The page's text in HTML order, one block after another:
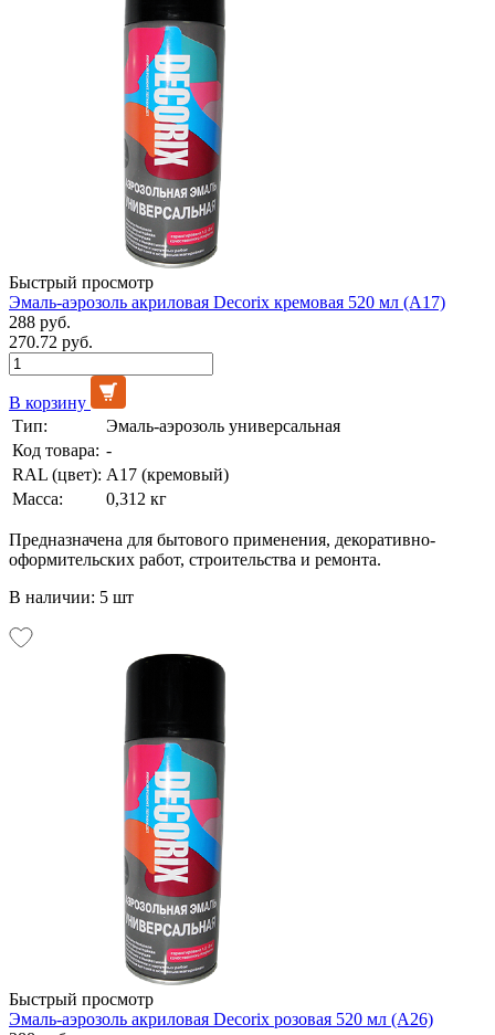
Быстрый просмотр
Эмаль-аэрозоль акриловая Decorix кремовая 520 мл (А17)
288 руб.
270.72 руб.
В корзину
Тип:
Эмаль-аэрозоль универсальная
Код товара: -
RAL (цвет): А17 (кремовый)
Масса:
0,312 кг
Предназначена для бытового применения, декоративно-
оформительских работ, строительства и ремонта.
В наличии: 5 шт
Быстрый просмотр
Эмаль-аэрозоль акриловая Decorix розовая 520 мл (А26)